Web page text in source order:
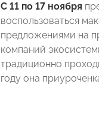
С 11 по 17 ноября
воспользоваться
предложениями на
компаний
традиционно
году она